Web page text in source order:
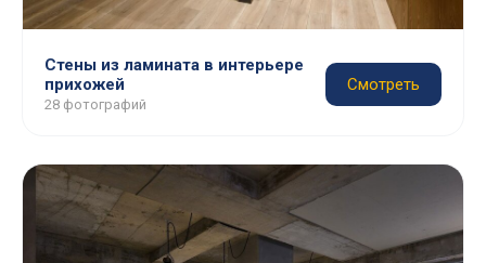
Стены из ламината в интерьере
прихожей
28 фотографий
Смотреть